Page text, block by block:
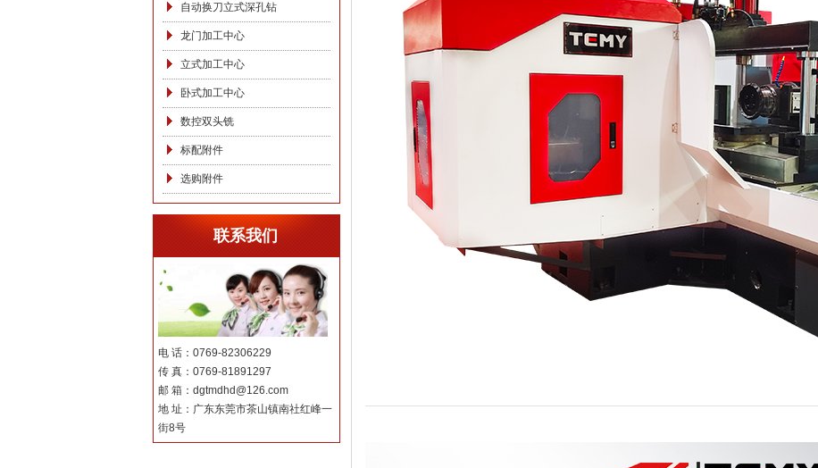
自动换刀立式深孔钻
龙门加工中心
立式加工中心
卧式加工中心
数控双头铣
标配附件
选购附件
联系我们
电 话：0769-82306229
传 真：0769-81891297
邮 箱：dgtmdhd@126.com
地 址：广东东莞市茶山镇南社红峰一
街8号